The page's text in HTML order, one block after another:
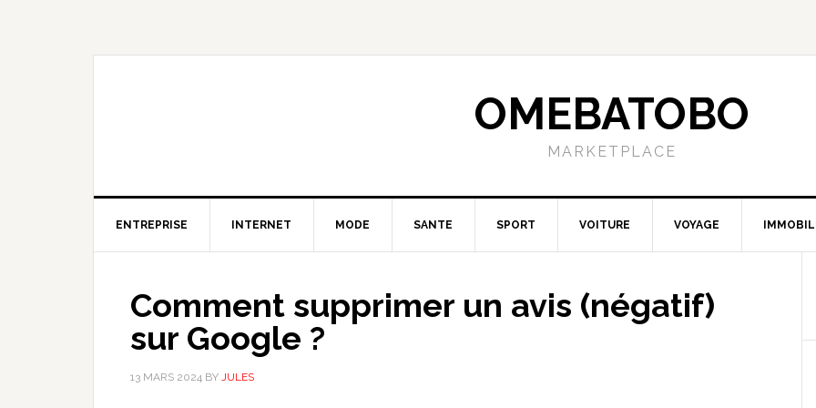
OMEBATOBO
MARKETPLACE
ENTREPRISE INTERNET MODE SANTE SPORT VOITURE VOYAGE
Comment supprimer un avis (négatif)
sur Google ?
13 MARS 2024 BY JULES